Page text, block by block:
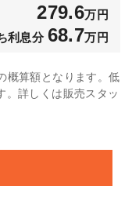
279.6万円
利息分 68.7万円
概算額となります。低
。詳しくは販売スタッ